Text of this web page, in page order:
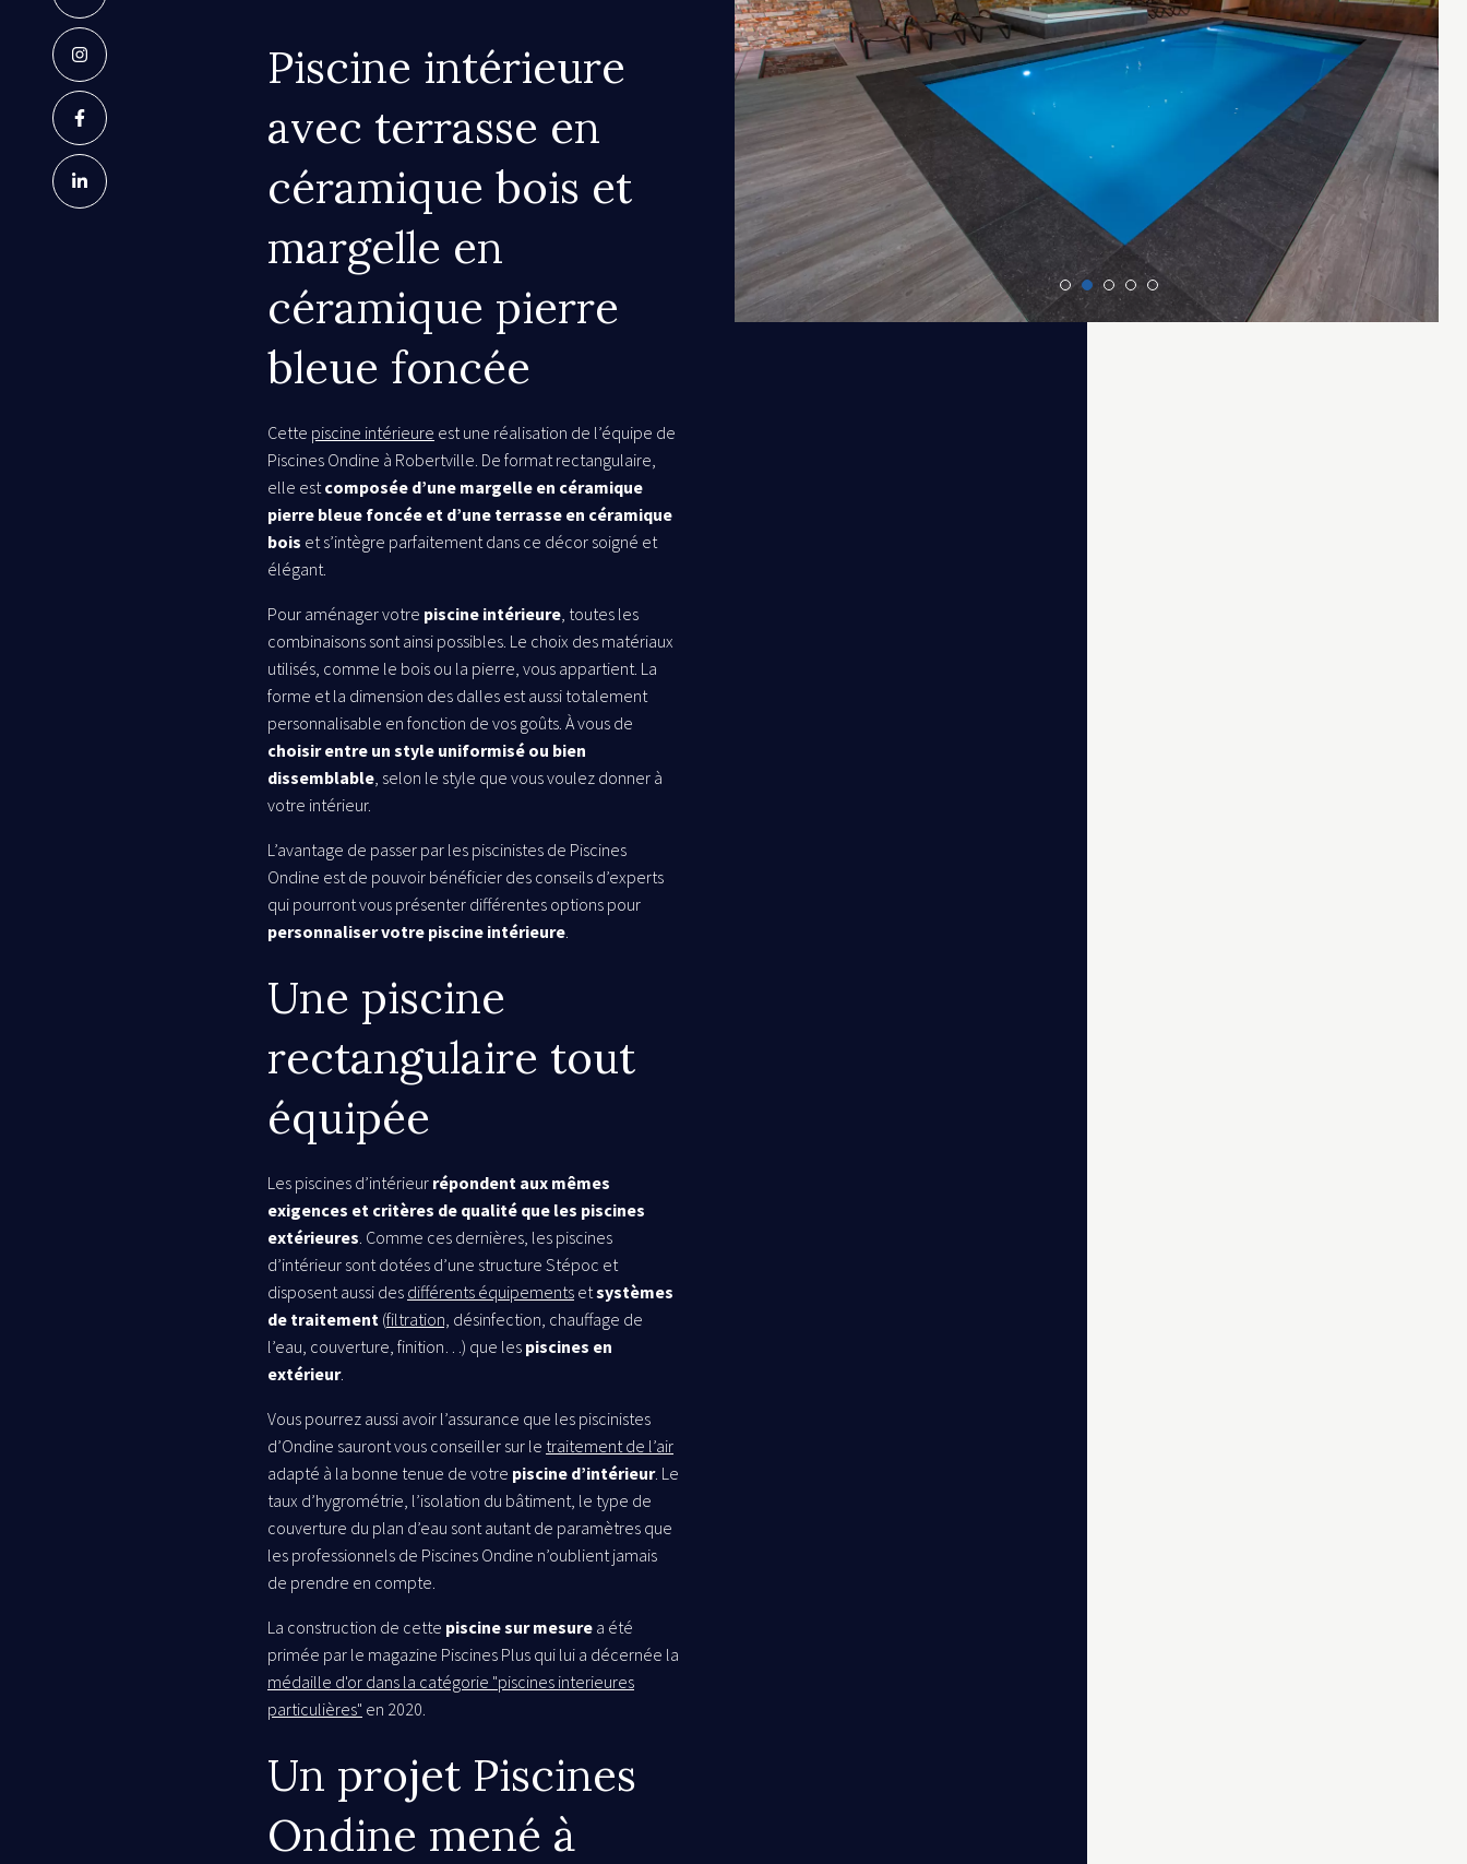
Piscine intérieure
avec terrasse en
céramique bois et
margelle en
céramique pierre
bleue foncée
Cette piscine intérieure est une réalisation de l’équipe de
Piscines Ondine à Robertville. De format rectangulaire,
elle estcomposée d’une margelle en céramique
pierre bleue foncée et d’une terrasse en céramique
bois et s’intègre parfaitement dans ce décor soigné et
élégant.
Pour aménager votre piscine intérieure, toutes les
combinaisons sont ainsi possibles. Le choix des matériaux
utilisés, comme le bois ou la pierre, vous appartient. La
forme et la dimension des dalles est aussi totalement
personnalisable en fonction de vos goûts. À vous de
choisir entre un style uniformisé ou bien
dissemblable, selon le style que vous voulez donner à
votre intérieur.
L’avantage de passer par les piscinistes de Piscines
Ondine est de pouvoir bénéficier des conseils d’experts
qui pourront vous présenter différentes options pour
personnaliser votre piscine intérieure.
Une piscine
rectangulaire tout
équipée
Les piscines d’intérieur répondent aux mêmes
exigences et critères de qualité que les piscines
extérieures. Comme ces dernières, les piscines
d’intérieur sont dotées d’une structure Stépoc et
disposent aussi des différents équipements etsystèmes
de traitement (filtration, désinfection, chauffage de
l’eau, couverture, finition…) que les piscines en
extérieur.
Vous pourrez aussi avoir l’assurance que les piscinistes
d’Ondine sauront vous conseiller sur le traitement de l’air
adapté à la bonne tenue de votre piscine d’intérieur. Le
taux d’hygrométrie, l’isolation du bâtiment, le type de
couverture du plan d’eau sont autant de paramètres que
les professionnels de Piscines Ondine n’oublient jamais
de prendre en compte.
La construction de cette piscine sur mesure a été
primée par le magazine Piscines Plus qui lui a décernée la
médaille d'or dans la catégorie "piscines interieures
particulières" en 2020.
Un projet Piscines
Ondine mené à